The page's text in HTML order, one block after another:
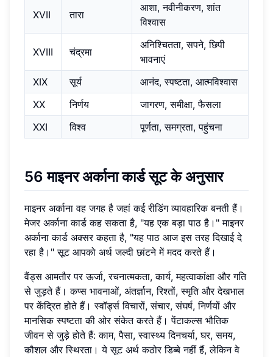
XVII तारा
आशा, नवीनीकरण, शांत
विश्वास
XVIII चंद्रमा
अनिश्चितता, सपने, छिपी
भावनाएं
XIX
सूर्य
आनंद, स्पष्टता, आत्मविश्वास
XX
निर्णय
जागरण, समीक्षा, फैसला
XXI
विश्व पूर्णता, समग्रता, पहुंचना
56 माइनर अर्काना कार्ड सूट के अनुसार
माइनर अर्काना वह जगह है जहां कई रीडिंग व्यावहारिक बनती हैं।
मेजर अर्काना कार्ड कह सकता है, "यह एक बड़ा पाठ है।" माइनर
अर्काना कार्ड अक्सर कहता है, "यह पाठ आज इस तरह दिखाई दे
रहा है।" सूट आपको अर्थ जल्दी छांटने में मदद करते हैं।
वैंड्स आमतौर पर ऊर्जा, रचनात्मकता, कार्य, महत्वाकांक्षा और गति
से जुड़ते हैं। कप्स भावनाओं, अंतर्ज्ञान, रिश्तों, स्मृति और देखभाल
पर केंद्रित होते हैं। स्वॉर्ड्स विचारों, संचार, संघर्ष, निर्णयों और
मानसिक स्पष्टता की ओर संकेत करते हैं। पेंटाकल्स भौतिक
जीवन से जुड़े होते हैं: काम, पैसा, स्वास्थ्य दिनचर्या, घर, समय,
कौशल और स्थिरता। ये सूट अर्थ कठोर डिब्बे नहीं हैं, लेकिन वे